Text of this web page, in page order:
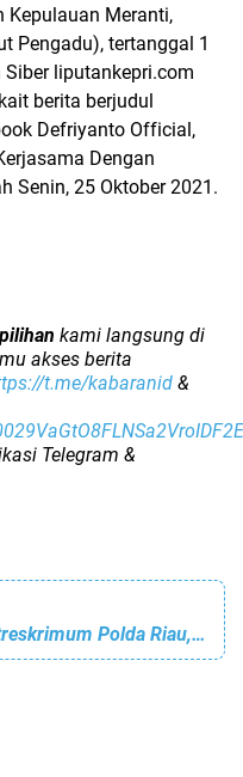
Kepulauan Meranti,
Pengadu), tertanggal 1
liputankepri.com
berita berjudul
Defriyanto Official,
Dengan
Senin, 25 Oktober 2021.
kami langsung di
akses berita
t.me/kabaranid &
Telegram &
Hanya 4 Hari, Tim Jatanras Ditreskrimum Polda Riau, Ringkus 8 Pembakar Mobil Dinas Lapas Kelas II Pekanbaru